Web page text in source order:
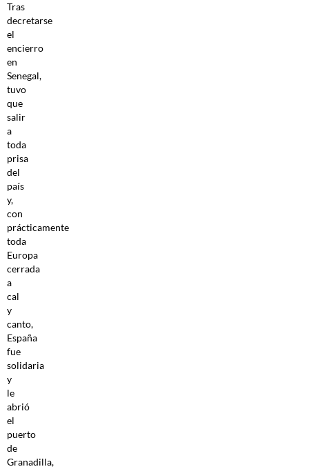
Tras
decretarse
el
encierro
en
Senegal,
tuvo
que
salir
a
toda
prisa
del
país
y,
con
prácticamente
toda
Europa
cerrada
a
cal
y
canto,
España
fue
solidaria
y
le
abrió
el
puerto
de
Granadilla,